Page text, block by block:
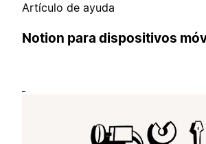
Artículo de ayuda
Notion para dispositivos